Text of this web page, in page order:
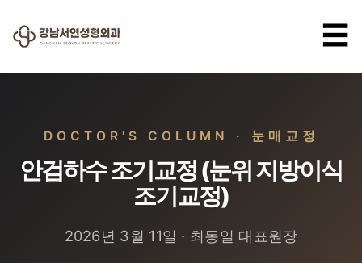
☰
DOCTOR'S COLUMN · 눈매교정
안검하수 조기교정 (눈위 지방이식
조기교정)
2026년 3월 11일 · 최동일 대표원장